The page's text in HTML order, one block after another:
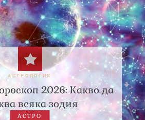
АСТРОЛОГИЯ
2026: Какво да
всяка зодия
АСТРО